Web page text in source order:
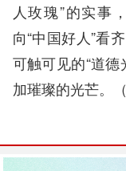
人玫瑰”的实事
向“中国好人”看
可触可见的“道
加璀璨的光芒。